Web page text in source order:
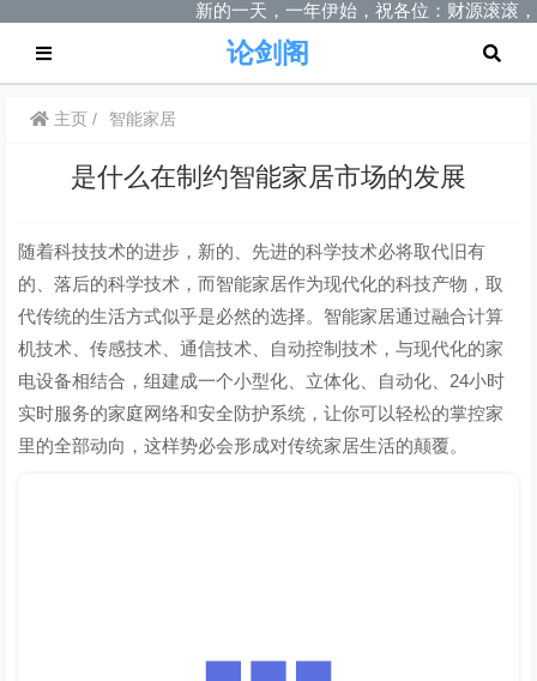
新的一天，一年伊始，祝各位：财源滚滚
论剑阁
主页 智能家居
是什么在制约智能家居市场的发展
随着科技技术的进步，新的、先进的科学技术必将取代旧有
的、落后的科学技术，而智能家居作为现代化的科技产物，取
代传统的生活方式似乎是必然的选择。智能家居通过融合计算
机技术、传感技术、通信技术、自动控制技术，与现代化的家
电设备相结合，组建成一个小型化、立体化、自动化、24小时
实时服务的家庭网络和安全防护系统，让你可以轻松的掌控家
里的全部动向，这样势必会形成对传统家居生活的颠覆。